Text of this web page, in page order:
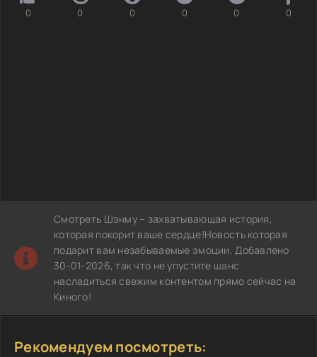
0 0 0 0 0 0
Смотреть Шэнму – захватывающая история,
которая покорит ваше сердце!Новость которая
подарит вам незабываемые эмоции. Добавлено
30-01-2026, так что не упустите шанс
насладиться свежим контентом прямо сейчас на
Киного!
Рекомендуем посмотреть: